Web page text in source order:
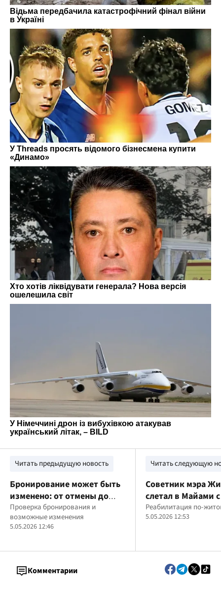
Читать предыдущую новость
Бронирование может быть
изменено: от отмены до
платной отсрочки
Проверка бронирования и
возможные изменения
5.05.2026 12:46
Читать следующую
Советник мэра
слетал в Майами
бюджетный счет
это
Реабилитация по-
5.05.2026 12:53
Комментарии